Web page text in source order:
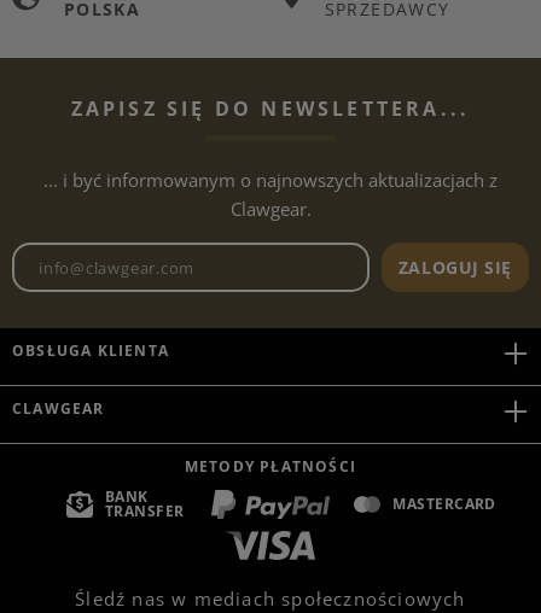
POLSKA
SPRZEDAWCY
ZAPISZ SIĘ DO NEWSLETTERA...
... i być informowanym o najnowszych aktualizacjach z
Clawgear.
Adres e-mailowy biuletynu
ZALOGUJ SIĘ
OBSŁUGA KLIENTA
CLAWGEAR
METODY PŁATNOŚCI
BANK
TRANSFER MASTERCARD
Śledź nas w mediach społecznościowych